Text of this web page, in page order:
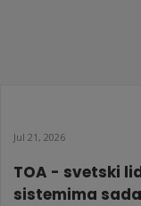
Jul 21, 2026
TOA - svetski
sistemima